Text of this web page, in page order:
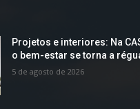
Projetos e interiores: Na
o bem-estar se torna a
5 de agosto de 2026